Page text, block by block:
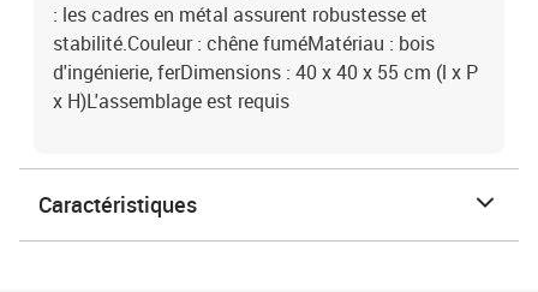
: les cadres en métal assurent robustesse et
stabilité.Couleur : chêne fuméMatériau : bois
d'ingénierie, ferDimensions : 40 x 40 x 55 cm (l x P
x H)L'assemblage est requis
Caractéristiques